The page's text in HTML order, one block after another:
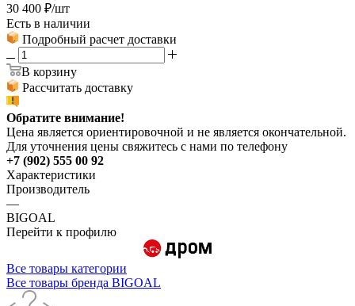
30 400 ₽/шт
Есть в наличии
Подробный расчет доставки
В корзину
Рассчитать доставку
Обратите внимание!
Цена является ориентировочной и не является окончательной.
Для уточнения цены свяжитесь с нами по телефону
+7 (902) 555 00 92
Характеристики
Производитель
—
BIGOAL
Перейти к профилю
Все товары категории
Все товары бренда BIGOAL